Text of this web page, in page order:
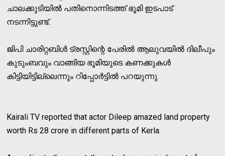
ചാലക്കുടിയില്‍ പതിനൊന്നിടത്ത് ഭൂമി ഇടപാട്
നടന്നിട്ടുണ്ട്.
ജിപി ചാരിറ്റബിള്‍ ട്രസ്റ്റിന്റെ പേരില്‍ ആലുവയില്‍ ദിലീപും
കുടുംബവും വാങ്ങിയ ഭൂമിയുടെ കണക്കുകള്‍
കിട്ടിയിട്ടില്ലെന്നും റിപ്പോര്‍ട്ടില്‍ പറയുന്നു.
Kairali TV reported that actor Dileep amazed land property
worth Rs 28 crore in different parts of Kerla.